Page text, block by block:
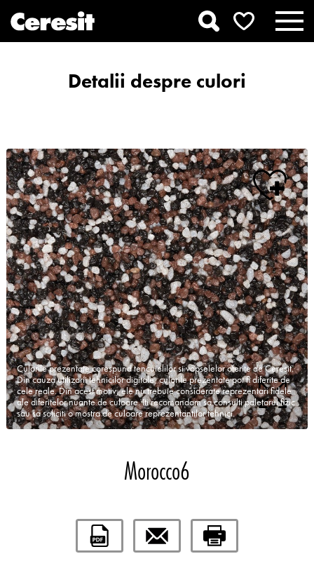
Detalii despre culori
Culorile prezentate corespund tencuielilor si vopselelor oferite de Ceresit.
Din cauza utilizarii tehnicilor digitale, culorile prezentate pot fi diferite de
cele reale. Din acest motiv, ele nu trebuie considerate reprezentari fidele
ale diferitelor nuante de culoare. Iti recomandam sa consulti paletarul fizic
sau sa soliciti o mostra de culoare reprezentantilor tehnici.
Morocco6